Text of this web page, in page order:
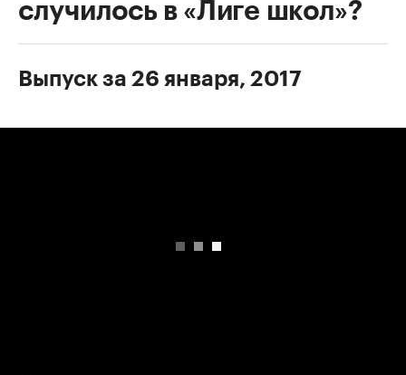
случилось в «Лиге школ»?
Выпуск за 26 января, 2017